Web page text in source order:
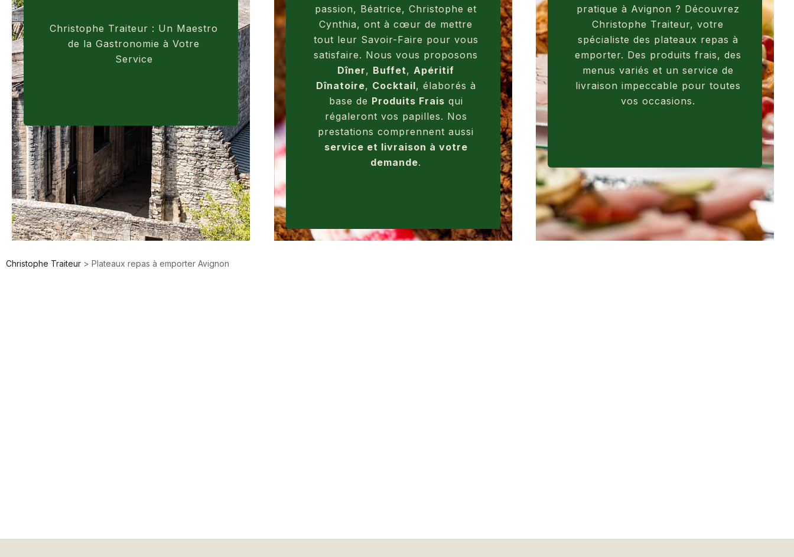
Christophe Traiteur : Un Maestro
de la Gastronomie à Votre
Service
passion, Béatrice, Christophe et
Cynthia, ont à cœur de mettre
tout leur Savoir-Faire pour vous
satisfaire. Nous vous proposons
Dîner, Buffet,Apéritif
Dînatoire, Cocktail, élaborés à
base de Produits Frais qui
régaleront vos papilles. Nos
prestations comprennent aussi
service et livraison à votre
demande.
pratique à Avignon ? Découvrez
Christophe Traiteur, votre
spécialiste des plateaux repas à
emporter. Des produits frais, des
menus variés et un service de
livraison impeccable pour toutes
vos occasions.
Christophe Traiteur > Plateaux repas à emporter Avignon